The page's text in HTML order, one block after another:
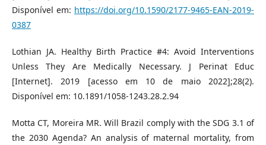
Disponível em: https://doi.org/10.1590/2177-9465-EAN-2019-
0387
Lothian JA. Healthy Birth Practice #4: Avoid Interventions
Unless They Are Medically Necessary. J Perinat Educ
[Internet]. 2019 [acesso em 10 de maio 2022];28(2).
Disponível em: 10.1891/1058-1243.28.2.94
Motta CT, Moreira MR. Will Brazil comply with the SDG 3.1 of
the 2030 Agenda? An analysis of maternal mortality, from